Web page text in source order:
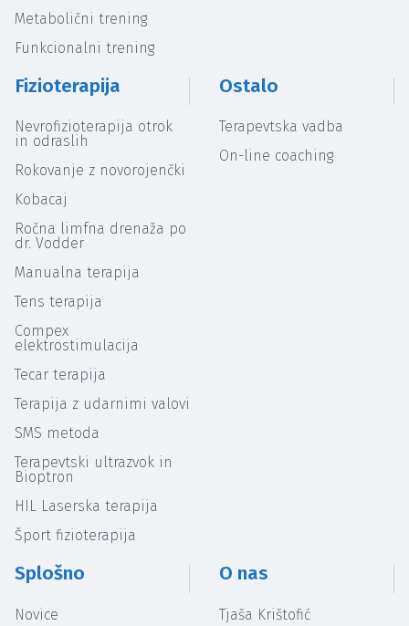
Metabolični trening
Funkcionalni trening
Fizioterapija
Nevrofizioterapija otrok
in odraslih
Rokovanje z novorojenčki
Kobacaj
Ročna limfna drenaža po
dr. Vodder
Manualna terapija
Tens terapija
Compex
elektrostimulacija
Tecar terapija
Terapija z udarnimi valovi
SMS metoda
Terapevtski ultrazvok in
Bioptron
HIL Laserska terapija
Šport fizioterapija
Ostalo
Terapevtska vadba
On-line coaching
Splošno
Novice
O nas
Tjaša Krištofić